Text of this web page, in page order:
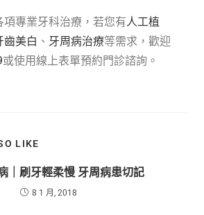
專業牙科治療，若您有人工植
齒美白 、 牙周病治療等需求，歡迎
或使用線上表單預約門診諮詢。
LIKE
｜刷牙輕柔慢 牙周病患切記
8 1 月, 2018